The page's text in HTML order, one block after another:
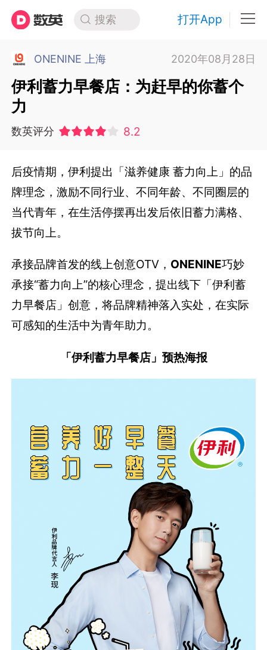
搜索 打开App
ONENINE 上海 2020年08月28日
伊利蓄力早餐店：为赶早的你蓄个
力
数英评分 8.2
后疫情期，伊利提出「滋养健康 蓄力向上」的品
牌理念，激励不同行业、不同年龄、不同圈层的
当代青年，在生活停摆再出发后依旧蓄力满格、
拔节向上。
承接品牌首发的线上创意OTV， ONENINE巧妙
承接“蓄力向上”的核心理念，提出线下「伊利蓄
力早餐店」创意，将品牌精神落入实处，在实际
可感知的生活中为青年助力。
「伊利蓄力早餐店」预热海报